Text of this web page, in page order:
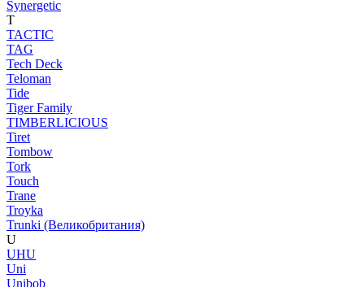
Synergetic
T
TACTIC
TAG
Tech Deck
Teloman
Tide
Tiger Family
TIMBERLICIOUS
Tiret
Tombow
Tork
Touch
Trane
Troyka
Trunki (Великобритания)
U
UHU
Uni
Unibob